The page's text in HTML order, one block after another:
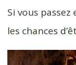
Si vous
les chances